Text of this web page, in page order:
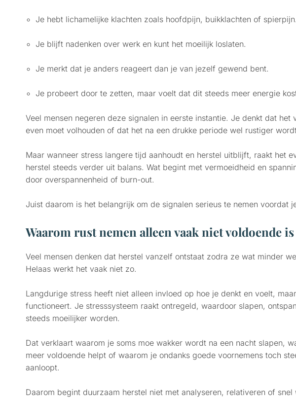
Je hebt lichamelijke klachten zoals hoofdpijn, buikklachten of spierpijn.
Je blijft nadenken over werk en kunt het moeilijk loslaten.
Je merkt dat je anders reageert dan je van jezelf gewend bent.
Je probeert door te zetten, maar voelt dat dit steeds meer energie
Veel mensen negeren deze signalen in eerste instantie. Je denkt dat
even moet volhouden of dat het na een drukke periode wel rustiger
Maar wanneer stress langere tijd aanhoudt en herstel uitblijft, raakt het
herstel steeds verder uit balans. Wat begint met vermoeidheid en
door overspannenheid of burn-out.
Juist daarom is het belangrijk om de signalen serieus te nemen voordat
Waarom rust nemen alleen vaak niet voldoende is
Veel mensen denken dat herstel vanzelf ontstaat zodra ze wat minder
Helaas werkt het vaak niet zo.
Langdurige stress heeft niet alleen invloed op hoe je denkt en voelt,
functioneert. Je stresssysteem raakt ontregeld, waardoor slapen,
steeds moeilijker worden.
Dat verklaart waarom je soms moe wakker wordt na een nacht slapen,
meer voldoende helpt of waarom je ondanks goede voornemens toch
aanloopt.
Daarom begint duurzaam herstel niet met analyseren, relativeren of